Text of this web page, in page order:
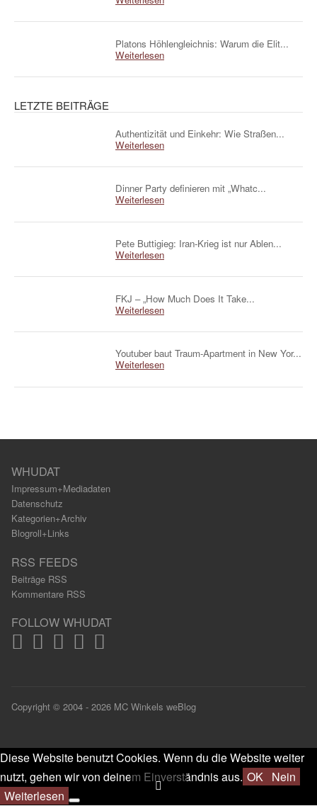
Platons Höhlengleichnis: Warum die Elit...
Weiterlesen
LETZTE BEITRÄGE
Authentizität und Einkehr: Wie Straßen...
Weiterlesen
Dinner Party definieren mit „Whatc...
Weiterlesen
Pete Buttigieg: Iran-Krieg ist nur Ablen...
Weiterlesen
FKJ – „How Much Does It Take...
Weiterlesen
Youtuber baut Traum-Apartment in New Yor...
Weiterlesen
WHUDAT
Impressum+Mediadaten
Datenschutz
Kategorien+Archiv
Blogroll+Links
RSS FEEDS
Beiträge RSS
Kommentare RSS
FOLLOW WHUDAT
Copyright © 2004 - 2026 MC Winkels weBlog
Diese Website benutzt Cookies. Wenn du die Website weiter
nutzt, gehen wir von deinem Einverständnis aus. OK Nein
Weiterlesen